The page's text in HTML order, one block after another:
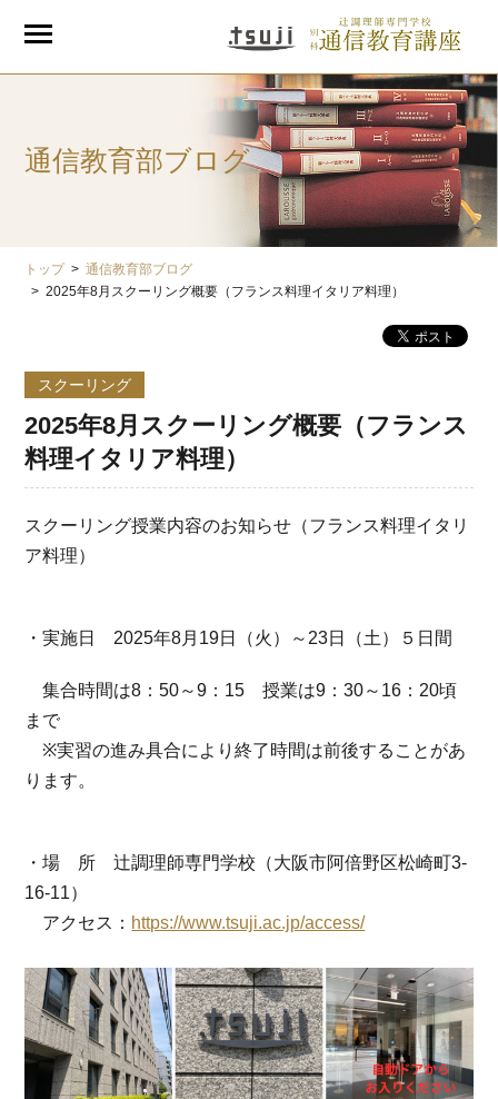
通信教育部ブログ
トップ
通信教育部ブログ
2025年8月スクーリング概要（フランス料理イタリア料理）
スクーリング
2025年8月スクーリング概要（フランス
料理イタリア料理）
スクーリング授業内容のお知らせ（フランス料理イタリ
ア料理）
・実施日 2025年8月19日（火）～23日（土）５日間
集合時間は8：50～9：15 授業は9：30～16：20頃
まで
※実習の進み具合により終了時間は前後することがあ
ります。
・場 所 辻調理師専門学校（大阪市阿倍野区松崎町3-
16-11）
アクセス： https://www.tsuji.ac.jp/access/